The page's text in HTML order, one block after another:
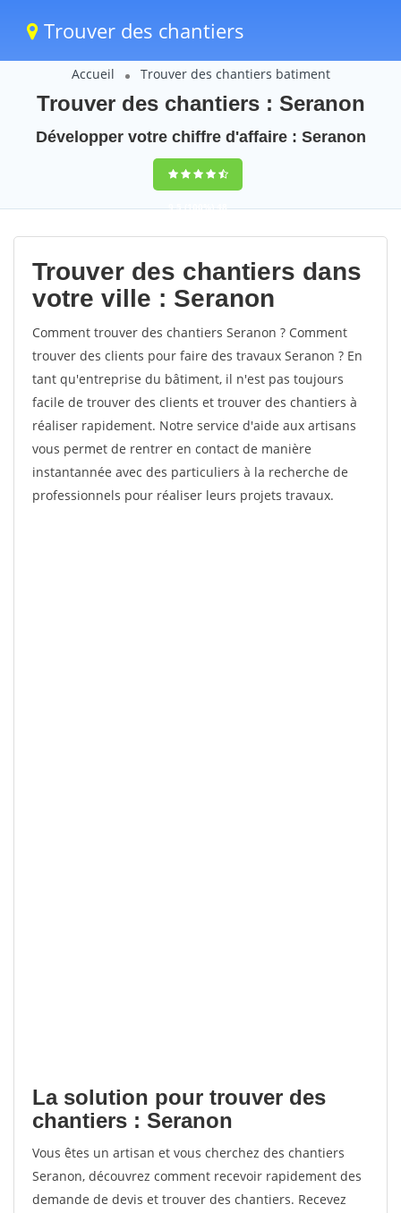
Trouver des chantiers
Accueil Trouver des chantiers batiment
Trouver des chantiers : Seranon
Développer votre chiffre d'affaire : Seranon
9,5(100%)48
votes
Trouver des chantiers dans
votre ville : Seranon
Comment trouver des chantiers Seranon ? Comment
trouver des clients pour faire des travaux Seranon ? En
tant qu'entreprise du bâtiment, il n'est pas toujours
facile de trouver des clients et trouver des chantiers à
réaliser rapidement. Notre service d'aide aux artisans
vous permet de rentrer en contact de manière
instantannée avec des particuliers à la recherche de
professionnels pour réaliser leurs projets travaux.
La solution pour trouver des
chantiers : Seranon
Vous êtes un artisan et vous cherchez des chantiers
Seranon, découvrez comment recevoir rapidement des
demande de devis et trouver des chantiers. Recevez